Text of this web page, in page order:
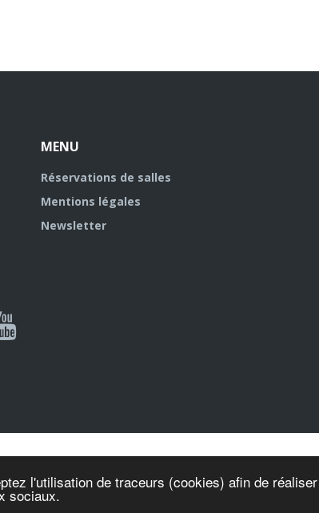
l'utilisation de traceurs (cookies) afin de
sociaux.
MENU
Réservations de salles
Mentions légales
Newsletter